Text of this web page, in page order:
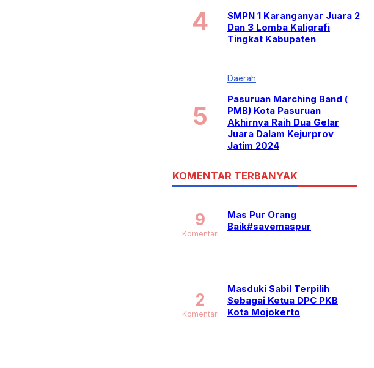
SMPN 1 Karanganyar Juara 2
Dan 3 Lomba Kaligrafi
Tingkat Kabupaten
Daerah
Pasuruan Marching Band (
PMB) Kota Pasuruan
Akhirnya Raih Dua Gelar
Juara Dalam Kejurprov
Jatim 2024
KOMENTAR TERBANYAK
Mas Pur Orang
Baik#savemaspur
9
Komentar
Masduki Sabil Terpilih
Sebagai Ketua DPC PKB
Kota Mojokerto
2
Komentar